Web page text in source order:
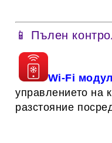
📱 Пълен
Wi-Fi модул
управлението на
разстояние